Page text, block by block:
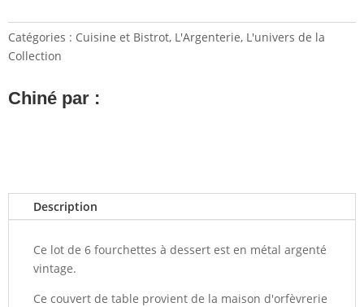
Catégories : Cuisine et Bistrot, L'Argenterie, L'univers de la
Collection
Chiné par :
Description
Ce lot de 6 fourchettes à dessert est en métal argenté
vintage.
Ce couvert de table provient de la maison d'orfèvrerie